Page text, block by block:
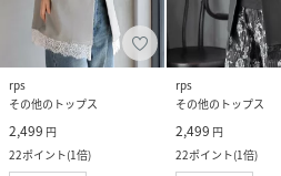
rps
その他のトップス
2,499 円
22ポイント(1倍)
rps
その他のトップス
2,499 円
22ポイント(1倍)